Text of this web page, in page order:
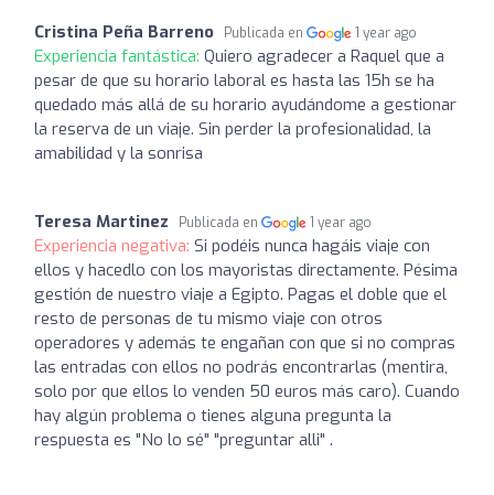
Cristina Peña Barreno Publicada en 1 year ago
Experiencia fantástica: Quiero agradecer a Raquel que a
pesar de que su horario laboral es hasta las 15h se ha
quedado más allá de su horario ayudándome a gestionar
la reserva de un viaje. Sin perder la profesionalidad, la
amabilidad y la sonrisa
Teresa Martinez Publicada en 1 year ago
Experiencia negativa: Si podéis nunca hagáis viaje con
ellos y hacedlo con los mayoristas directamente. Pésima
gestión de nuestro viaje a Egipto. Pagas el doble que el
resto de personas de tu mismo viaje con otros
operadores y además te engañan con que si no compras
las entradas con ellos no podrás encontrarlas (mentira,
solo por que ellos lo venden 50 euros más caro). Cuando
hay algún problema o tienes alguna pregunta la
respuesta es "No lo sé" "preguntar alli" .